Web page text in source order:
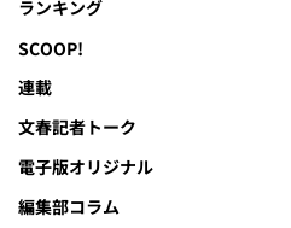
ランキング
SCOOP!
連載
文春記者トーク
電子版オリジナル
編集部コラム